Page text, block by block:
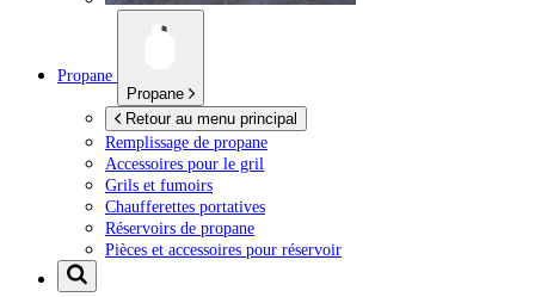
Propane
Propane
Retour au menu principal
Remplissage de propane
Accessoires pour le gril
Grils et fumoirs
Chaufferettes portatives
Réservoirs de propane
Pièces et accessoires pour réservoir